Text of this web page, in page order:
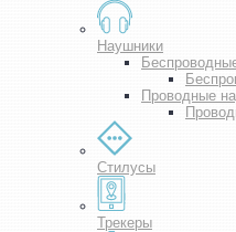
Наушники
Проводные
Стилусы
Трекеры